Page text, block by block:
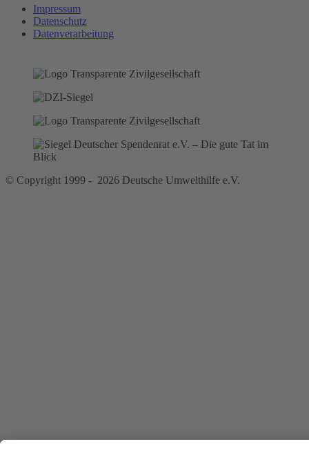
Impressum
Datenschutz
Datenverarbeitung
© Copyright 1999 - 2026 Deutsche Umwelthilfe e.V.